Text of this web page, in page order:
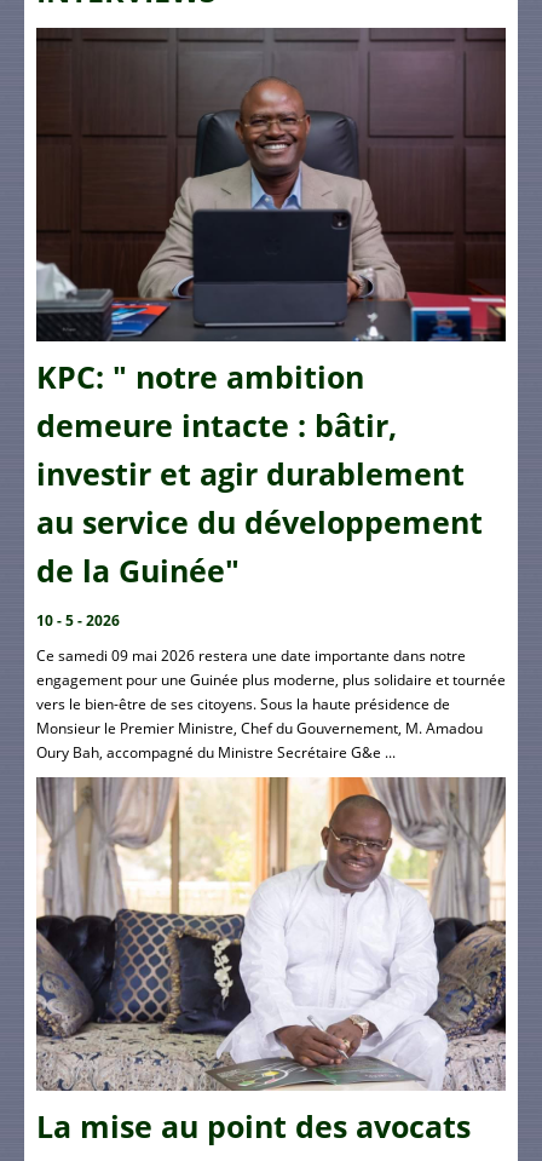
KPC: " notre ambition
demeure intacte : bâtir,
investir et agir durablement
au service du développement
de la Guinée"
10 - 5 - 2026
Ce samedi 09 mai 2026 restera une date importante dans notre
engagement pour une Guinée plus moderne, plus solidaire et tournée
vers le bien-être de ses citoyens. Sous la haute présidence de
Monsieur le Premier Ministre, Chef du Gouvernement, M. Amadou
Oury Bah, accompagné du Ministre Secrétaire G&e ...
La mise au point des avocats